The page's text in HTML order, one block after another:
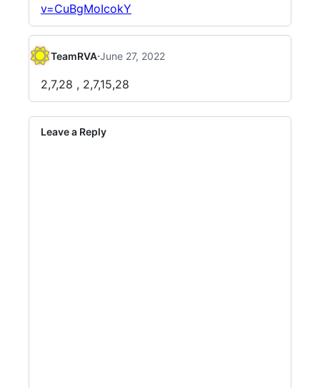
v=CuBgMoIcokY
TeamRVA·June 27, 2022
2,7,28 , 2,7,15,28
Leave a Reply